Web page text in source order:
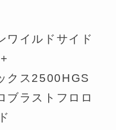
ワイルドサイド
クス2500HGS
ブラストフロロ